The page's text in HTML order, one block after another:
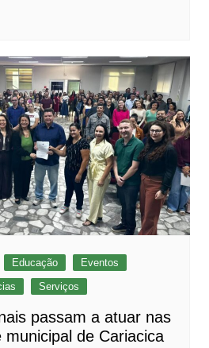
Educação
Eventos
Serviços
passam a atuar nas
de Cariacica